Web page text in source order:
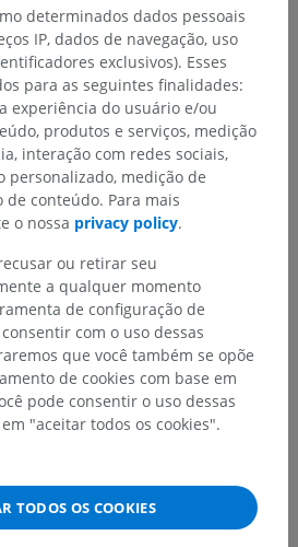
determinados dados pessoais
IP, dados de navegação, uso
exclusivos). Esses
para as seguintes finalidades:
experiência do usuário e/ou
produtos e serviços, medição
interação com redes sociais,
personalizado, medição de
conteúdo. Para mais
o nossa privacy policy.
ou retirar seu
a qualquer momento
de configuração de
com o uso dessas
que você também se opõe
de cookies com base em
pode consentir o uso dessas
"aceitar todos os cookies".
TODOS OS COOKIES